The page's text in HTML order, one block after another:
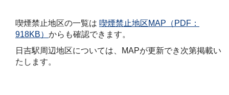
喫煙禁止地区の一覧は 喫煙禁止地区MAP（PDF：
918KB） からも確認できます。
日吉駅周辺地区については、MAPが更新でき次第掲載い
たします。